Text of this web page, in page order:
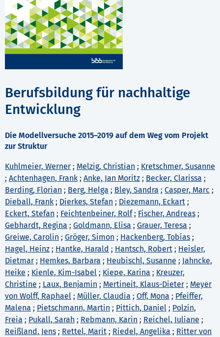
Berufsbildung für nachhaltige
Entwicklung
Die Modellversuche 2015–2019 auf dem Weg vom Projekt
zur Struktur
Kuhlmeier, Werner ; Melzig, Christian ; Kretschmer, Susanne
; Achtenhagen, Frank ; Anke, Jan Moritz ; Becker, Clarissa ;
Berding, Florian ; Berg, Helga ; Bley, Sandra ; Casper, Marc ;
Dieball, Frank ; Dierkes, Stefan ; Diezemann, Eckart ;
Eckert, Stefan ; Feichtenbeiner, Rolf; Fischer, Andreas ;
Gebhardt, Regina ; Goldmann, Elisa ; Grauer, Teresa ;
Greiwe, Carolin ; Gröger, Simon ; Hackenberg, Tobias ;
Hagel, Heinz ; Hantke, Harald ; Hantsch, Robert ; Heisler,
Dietmar ; Hemkes, Barbara ; Heubischl, Susanne ; Jahncke,
Heike ; Kienle, Kim-Isabel ; Kiepe, Karina ; Kreuzer,
Christine ; Laux, Benjamin ; Mertineit, Klaus-Dieter ; Meyer
von Wolff, Raphael ; Müller, Claudia ; Off, Mona ; Pfeiffer,
Malena ; Pietschmann, Martin ; Pittich, Daniel ; Polzin,
Freia ; Pukall, Sarah ; Rebmann, Karin ; Reichel, Juliane ;
Reißland, Jens ; Rettel, Marit ; Riedel, Angelika ; Ritter von